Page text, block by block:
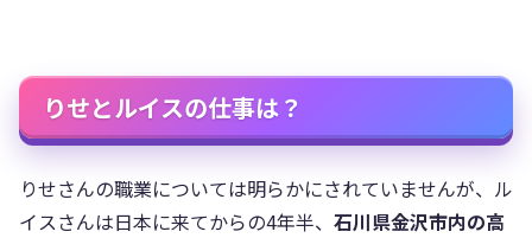
りせとルイスの仕事は？
りせさんの職業については明らかにされていませんが、ル
イスさんは日本に来てからの4年半、 石川県金沢市内の高